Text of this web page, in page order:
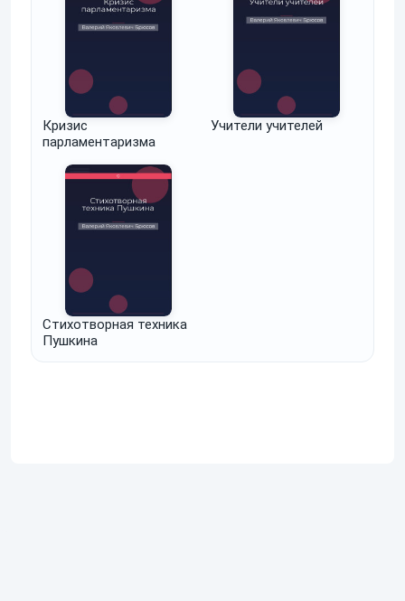
Кризис
парламентаризма
Учители учителей
Стихотворная техника
Пушкина